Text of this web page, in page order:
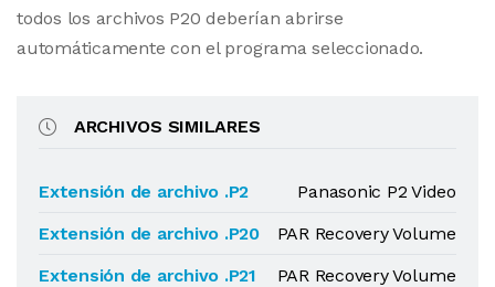
todos los archivos P20 deberían abrirse
automáticamente con el programa seleccionado.
ARCHIVOS SIMILARES
Extensión de archivo .P2
Panasonic P2 Video
Extensión de archivo .P20
PAR Recovery Volume
Extensión de archivo .P21
PAR Recovery Volume